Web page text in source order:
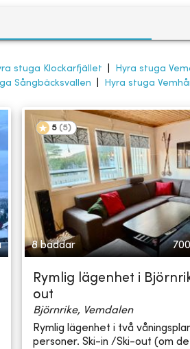
stuga Klockarfjället Hyra stuga
Sångbäcksvallen Hyra stuga
5 (5)
8 bäddar
Rymlig lägenhet i
out
Björnrike, Vemdalen
Rymlig lägenhet i två
personer. Ski-in /Ski-out (om